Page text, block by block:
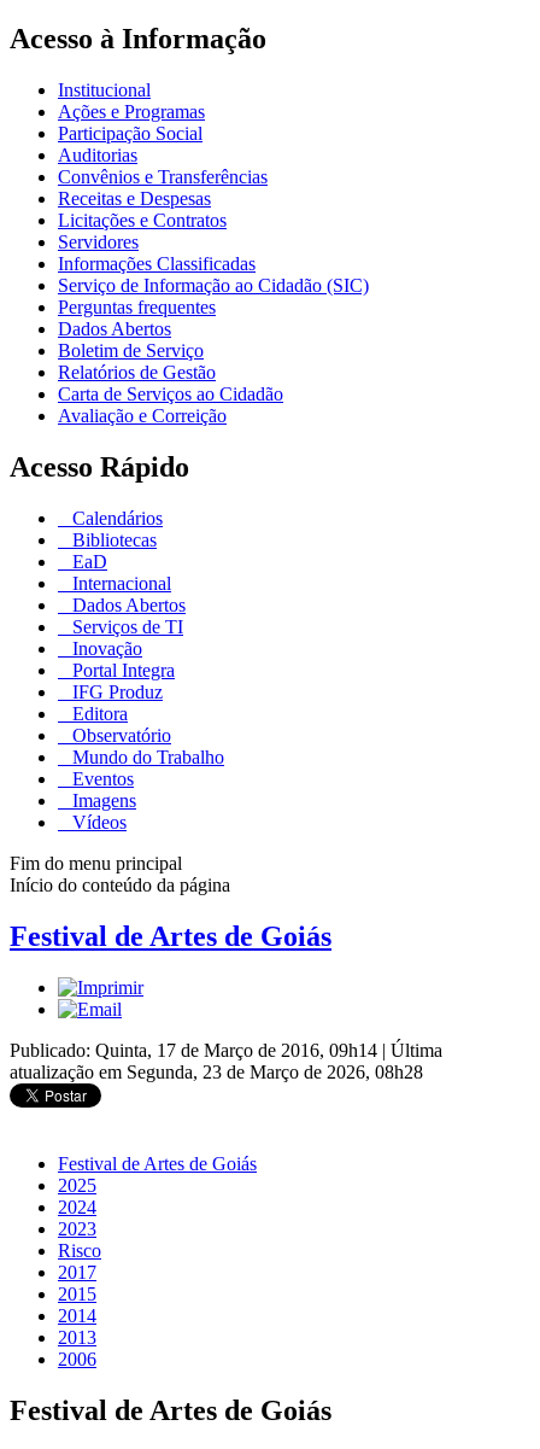
Acesso à Informação
Institucional
Ações e Programas
Participação Social
Auditorias
Convênios e Transferências
Receitas e Despesas
Licitações e Contratos
Servidores
Informações Classificadas
Serviço de Informação ao Cidadão (SIC)
Perguntas frequentes
Dados Abertos
Boletim de Serviço
Relatórios de Gestão
Carta de Serviços ao Cidadão
Avaliação e Correição
Acesso Rápido
Calendários
Bibliotecas
EaD
Internacional
Dados Abertos
Serviços de TI
Inovação
Portal Integra
IFG Produz
Editora
Observatório
Mundo do Trabalho
Eventos
Imagens
Vídeos
Fim do menu principal
Início do conteúdo da página
Festival de Artes de Goiás
Publicado: Quinta, 17 de Março de 2016, 09h14 | Última
atualização em Segunda, 23 de Março de 2026, 08h28
Festival de Artes de Goiás
2025
2024
2023
Risco
2017
2015
2014
2013
2006
Festival de Artes de Goiás